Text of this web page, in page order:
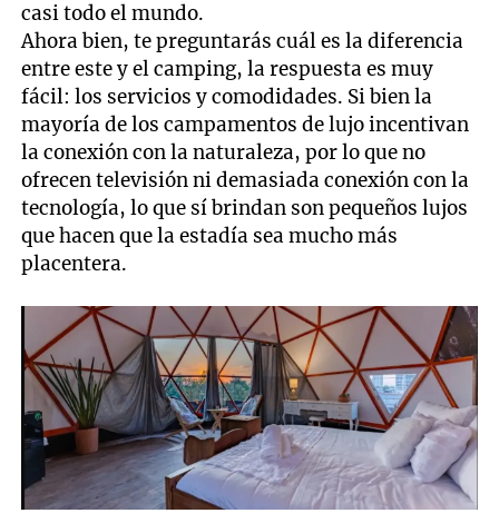
casi todo el mundo.
Ahora bien, te preguntarás cuál es la diferencia
entre este y el camping, la respuesta es muy
fácil: los servicios y comodidades. Si bien la
mayoría de los campamentos de lujo incentivan
la conexión con la naturaleza, por lo que no
ofrecen televisión ni demasiada conexión con la
tecnología, lo que sí brindan son pequeños lujos
que hacen que la estadía sea mucho más
placentera.